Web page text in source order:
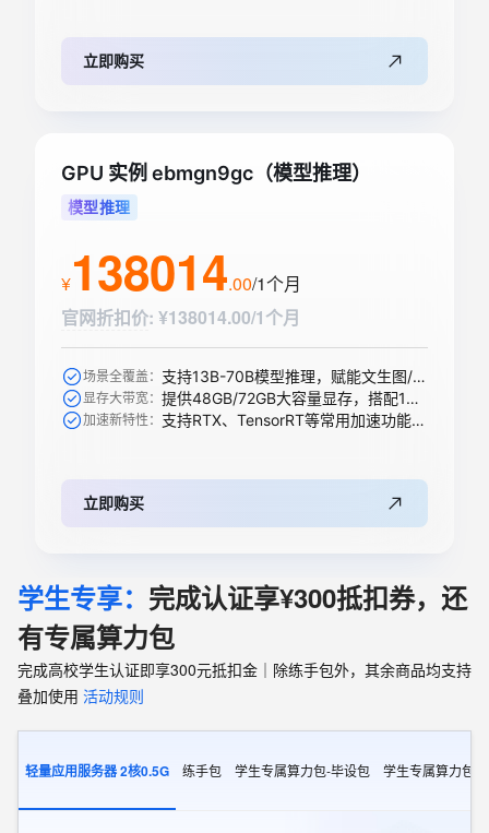
立即购买
GPU 实例 ebmgn9gc（模型推理）
模型推理
¥138014.00/1个月
官网折扣价: ¥138014.00/1个月
场景全覆盖： 支持13B-70B模型推理，赋能文生图/视频、搜索推荐等AI模型
显存大带宽： 提供48GB/72GB大容量显存，搭配1344 GB/s带宽轻松承载大模型
加速新特性： 支持RTX、TensorRT等常用加速功能，全新升级支持下一代精度
立即购买
学生专享： 完成认证享¥300抵扣券，还
有专属算力包
完成高校学生认证即享300元抵扣金｜除练手包外，其余商品均支持
叠加使用 活动规则
轻量应用服务器 2核0.5G 练手包 学生专属算力包-毕设包 学生专属算力包-